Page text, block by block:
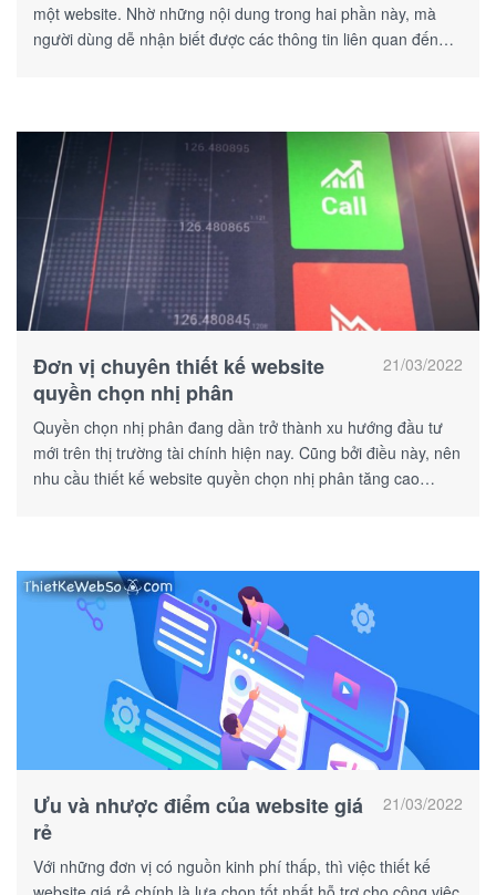
một website. Nhờ những nội dung trong hai phần này, mà
người dùng dễ nhận biết được các thông tin liên quan đến
21/03/2022
Đơn vị chuyên thiết kế website
quyền chọn nhị phân
Quyền chọn nhị phân đang dần trở thành xu hướng đầu tư
mới trên thị trường tài chính hiện nay. Cũng bởi điều này, nên
nhu cầu thiết kế website quyền chọn nhị phân tăng cao
21/03/2022
Ưu và nhược điểm của website giá
rẻ
Với những đơn vị có nguồn kinh phí thấp, thì việc thiết kế